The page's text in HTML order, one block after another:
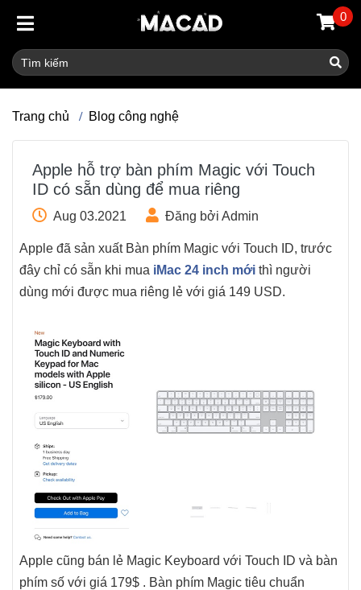
0
Trang chủ Blog công nghệ
Apple hỗ trợ bàn phím Magic với Touch
ID có sẵn dùng để mua riêng
Aug 03.2021 Đăng bởi Admin
Apple đã sản xuất Bàn phím Magic với Touch ID, trước
đây chỉ có sẵn khi mua iMac 24 inch mới thì người
dùng mới được mua riêng lẻ với giá 149 USD.
Apple cũng bán lẻ Magic Keyboard với Touch ID và bàn
phím số với giá 179$ . Bàn phím Magic tiêu chuẩn